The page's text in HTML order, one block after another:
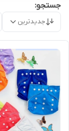
جستجو:
جدیدترین